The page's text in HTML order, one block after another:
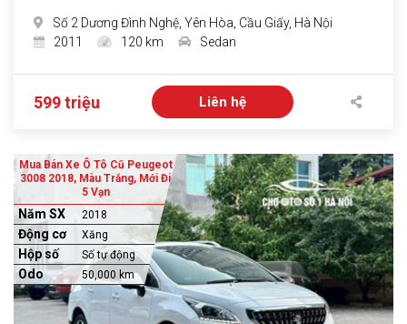
Số 2 Dương Đình Nghệ, Yên Hòa, Cầu Giấy, Hà Nội
2011
120 km Sedan
599 triệu Liên hệ
Mua Bán Xe Ô Tô Cũ Peugeot
3008 2018, Màu Trắng, Mới Đi
5 Vạn
Năm SX 2018
Động cơ Xăng
Hộp số Số tự động
Odo 50,000 km